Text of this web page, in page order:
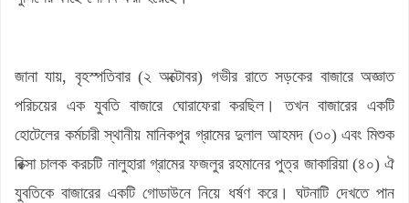
জানা যায়, বৃহস্পতিবার (২ অক্টোবর) গভীর রাতে সড়কের বাজারে অজ্ঞাত
পরিচয়ের এক যুবতি বাজারে ঘোরাফেরা করছিল। তখন বাজারের একটি
হোটেলের কর্মচারী স্থানীয় মানিকপুর গ্রামের দুলাল আহমদ (৩০) এবং মিশুক
রিক্সা চালক করচটি নালুহারা গ্রামের ফজলুর রহমানের পুত্র জাকারিয়া (৪০) ঐ
যুবতিকে বাজারের একটি গোডাউনে নিয়ে ধর্ষণ করে। ঘটনাটি দেখতে পান